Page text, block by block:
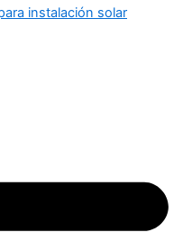
instalación solar